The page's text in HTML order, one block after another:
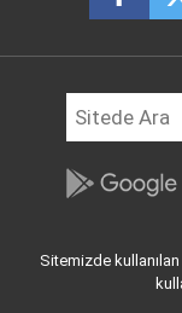
Sitemizde